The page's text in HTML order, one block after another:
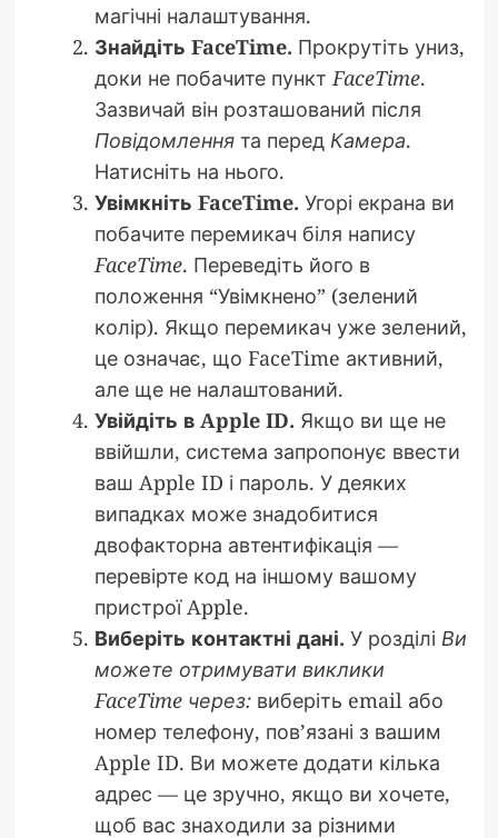
магічні налаштування.
Знайдіть FaceTime. Прокрутіть униз,
доки не побачите пунктFaceTime.
Зазвичай він розташований після
Повідомленнята перед Камера.
Натисніть на нього.
Увімкніть FaceTime. Угорі екрана ви
побачите перемикач біля напису
FaceTime. Переведіть його в
положення “Увімкнено” (зелений
колір). Якщо перемикач уже зелений,
це означає, що FaceTime активний,
але ще не налаштований.
Увійдіть в Apple ID. Якщо ви ще не
ввійшли, система запропонує ввести
ваш Apple ID і пароль. У деяких
випадках може знадобитися
двофакторна автентифікація —
перевірте код на іншому вашому
пристрої Apple.
Виберіть контактні дані. У розділі Ви
можете отримувати виклики
FaceTime через:виберіть email або
номер телефону, пов’язані з вашим
Apple ID. Ви можете додати кілька
адрес — це зручно, якщо ви хочете,
щоб вас знаходили за різними